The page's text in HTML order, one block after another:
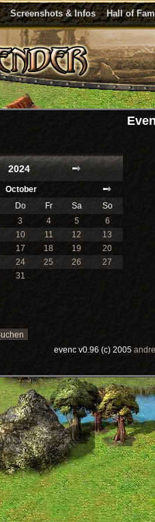
Screenshots & Infos Hall of
2024
October
Do Fr Sa
So
3 4 5
6
10 11 12
13
17 18 19
20
24 25 26
27
31
evenc v0.96 (c) 2005